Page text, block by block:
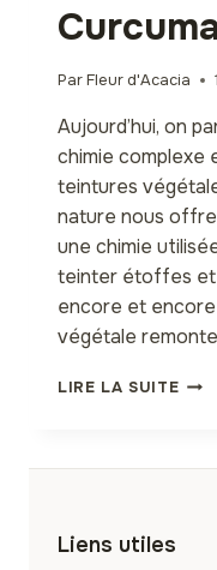
ParFleur d'Acacia
Aujourd’hui, on
chimie complexe
teintures
nature nous
une chimie
teinter étoffes et
encore et
végétale remonte
LIRE LA SUITE
Liens utiles